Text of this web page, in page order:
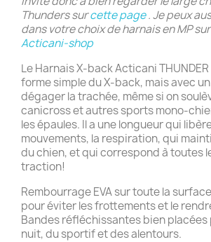
Thunders surcette page. Je peux
dans votre choix de harnais en MP
Acticani-shop
Le Harnais X-back Acticani
forme simple du X-back, mais avec
dégager la trachée, même si on
canicross et autres sports mono-
les épaules. Il a une longueur qui
mouvements, la respiration, qui
du chien, et qui correspond à toutes
traction!
Rembourrage EVA sur toute la
pour éviter les frottements et le
Bandes réfléchissantes bien placées
nuit, du sportif et des alentours.